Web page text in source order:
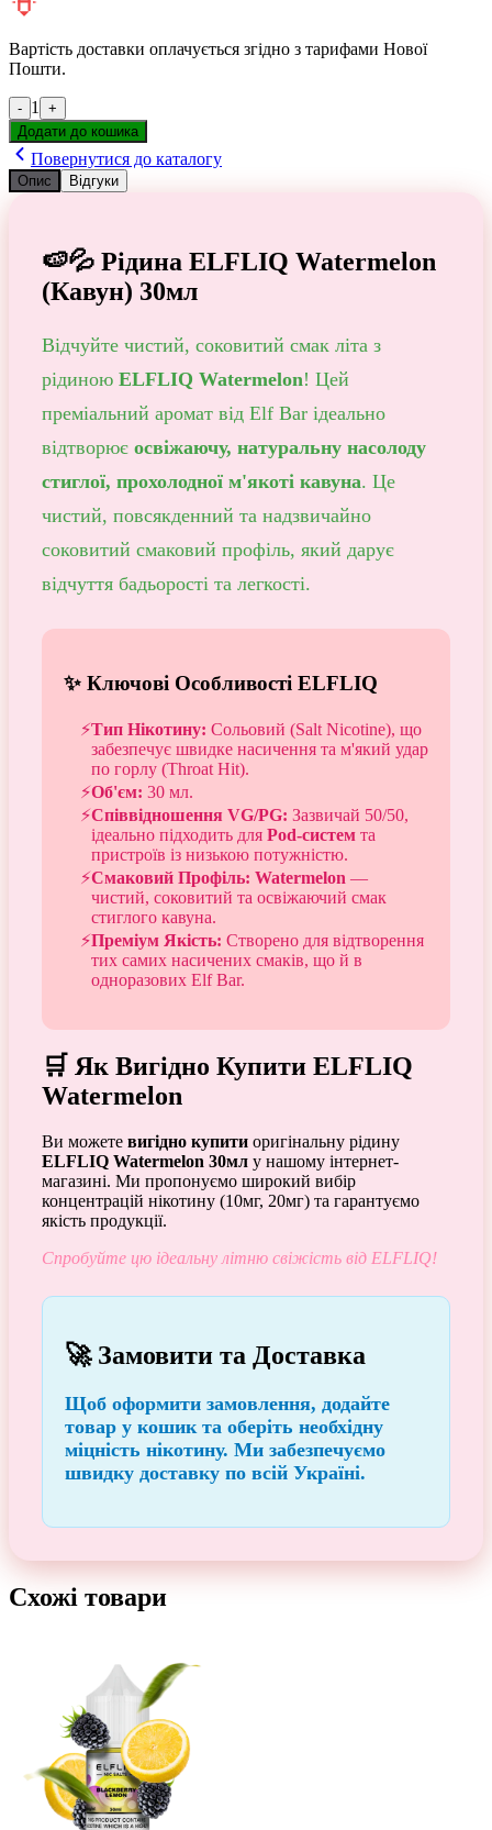
Вартість доставки оплачується згідно з тарифами Нової
Пошти.
- 1
+
Додати до кошика
Повернутися до каталогу
Опис Відгуки
🍉💦 Рідина ELFLIQ Watermelon
(Кавун) 30мл
Відчуйте чистий, соковитий смак літа з
рідиною ELFLIQ Watermelon! Цей
преміальний аромат від Elf Bar ідеально
відтворює освіжаючу, натуральну насолоду
стиглої, прохолодної м'якоті кавуна. Це
чистий, повсякденний та надзвичайно
соковитий смаковий профіль, який дарує
відчуття бадьорості та легкості.
✨ Ключові Особливості ELFLIQ
Тип Нікотину: Сольовий (Salt Nicotine), що
забезпечує швидке насичення та м'який удар
по горлу (Throat Hit).
Об'єм: 30 мл.
Співвідношення VG/PG: Зазвичай 50/50,
ідеально підходить для Pod-систем та
пристроїв із низькою потужністю.
Смаковий Профіль: Watermelon —
чистий, соковитий та освіжаючий смак
стиглого кавуна.
Преміум Якість: Створено для відтворення
тих самих насичених смаків, що й в
одноразових Elf Bar.
🛒 Як Вигідно Купити ELFLIQ
Watermelon
Ви можете вигідно купити оригінальну рідину
ELFLIQ Watermelon 30мл у нашому інтернет-
магазині. Ми пропонуємо широкий вибір
концентрацій нікотину (10мг, 20мг) та гарантуємо
якість продукції.
Спробуйте цю ідеальну літню свіжість від ELFLIQ!
🚀 Замовити та Доставка
Щоб оформити замовлення, додайте
товар у кошик та оберіть необхідну
міцність нікотину. Ми забезпечуємо
швидку доставку по всій Україні.
Схожі товари